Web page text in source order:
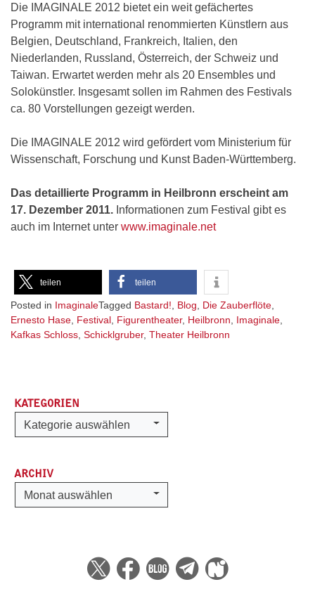
Die IMAGINALE 2012 bietet ein weit gefächertes
Programm mit international renommierten Künstlern aus
Belgien, Deutschland, Frankreich, Italien, den
Niederlanden, Russland, Österreich, der Schweiz und
Taiwan. Erwartet werden mehr als 20 Ensembles und
Solokünstler. Insgesamt sollen im Rahmen des Festivals
ca. 80 Vorstellungen gezeigt werden.
Die IMAGINALE 2012 wird gefördert vom Ministerium für
Wissenschaft, Forschung und Kunst Baden-Württemberg.
Das detaillierte Programm in Heilbronn erscheint am
17. Dezember 2011. Informationen zum Festival gibt es
auch im Internet unter www.imaginale.net
teilen teilen
Posted in ImaginaleTagged Bastard! Blog Die Zauberflöte
Ernesto Hase Festival Figurentheater, Heilbronn Imaginale
Kafkas Schloss Schicklgruber, Theater Heilbronn
KATEGORIEN
Kategorien
Kategorie auswählen
ARCHIV
Archiv
Monat auswählen